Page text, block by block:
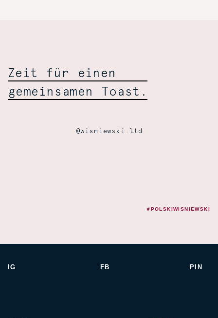
Zeit für einen
gemeinsamen Toast.
@wisniewski.ltd
#POLSKIWISNIEWSKI
IG FB PIN